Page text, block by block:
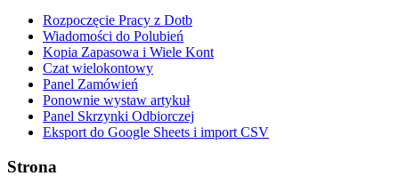
Rozpoczęcie Pracy z Dotb
Wiadomości do Polubień
Kopia Zapasowa i Wiele Kont
Czat wielokontowy
Panel Zamówień
Ponownie wystaw artykuł
Panel Skrzynki Odbiorczej
Eksport do Google Sheets i import CSV
Strona